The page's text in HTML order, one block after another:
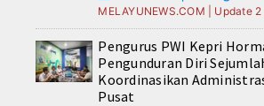
MELAYUNEWS.COM | Update
Pengurus PWI Kepri
Pengunduran Diri
Koordinasikan
Pusat